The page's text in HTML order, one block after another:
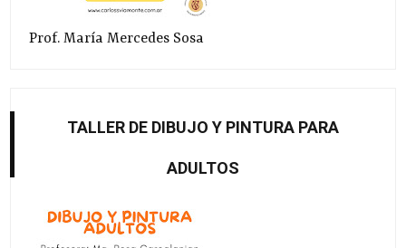
Prof. María Mercedes Sosa
TALLER DE DIBUJO Y PINTURA PARA
ADULTOS